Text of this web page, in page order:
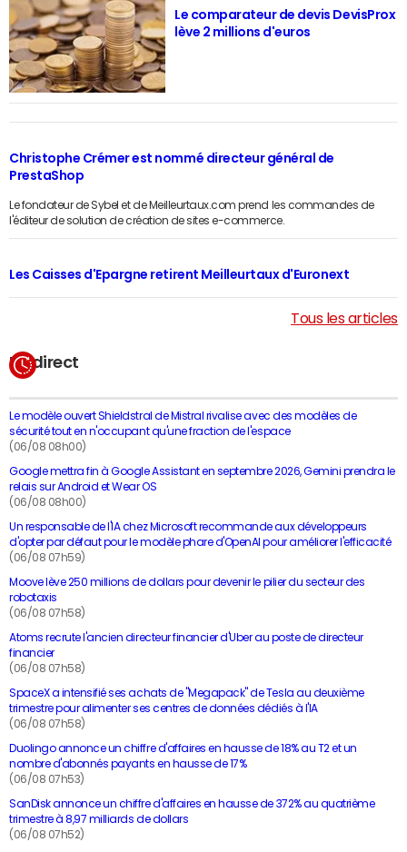
En direct
Le modèle ouvert Shieldstral de Mistral rivalise avec des modèles de
sécurité tout en n'occupant qu'une fraction de l'espace
(06/08 08h00)
Google mettra fin à Google Assistant en septembre 2026, Gemini prendra le
relais sur Android et Wear OS
(06/08 08h00)
Un responsable de l'IA chez Microsoft recommande aux développeurs
d'opter par défaut pour le modèle phare d'OpenAI pour améliorer l'efficacité
(06/08 07h59)
Moove lève 250 millions de dollars pour devenir le pilier du secteur des
robotaxis
(06/08 07h58)
Atoms recrute l'ancien directeur financier d'Uber au poste de directeur
financier
(06/08 07h58)
SpaceX a intensifié ses achats de "Megapack" de Tesla au deuxième
trimestre pour alimenter ses centres de données dédiés à l'IA
(06/08 07h58)
Duolingo annonce un chiffre d'affaires en hausse de 18% au T2 et un
nombre d'abonnés payants en hausse de 17%
(06/08 07h53)
SanDisk annonce un chiffre d'affaires en hausse de 372% au quatrième
trimestre à 8,97 milliards de dollars
(06/08 07h52)
Le comparateur de devis DevisProx
lève 2 millions d'euros
Christophe Crémer est nommé directeur général de
PrestaShop
Le fondateur de Sybel et de Meilleurtaux.com prend les commandes de
l'éditeur de solution de création de sites e-commerce.
Les Caisses d'Epargne retirent Meilleurtaux d'Euronext
Tous les articles